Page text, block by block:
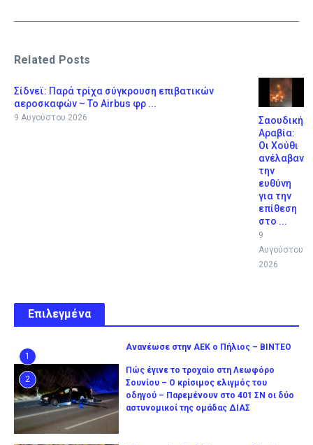
Related Posts
Σίδνεϊ: Παρά τρίχα σύγκρουση επιβατικών
αεροσκαφών – Το Airbus φρ ...
9 Αυγούστου 2026
Σαουδική
Αραβία:
Οι Χούθι
ανέλαβαν
την
ευθύνη
για την
επίθεση
στο ...
9
Αυγούστου
2026
Επιλεγμένα
1
Ανανέωσε στην ΑΕΚ ο Πήλιος – ΒΙΝΤΕΟ
2
Πώς έγινε το τροχαίο στη Λεωφόρο
Σουνίου – Ο κρίσιμος ελιγμός του
οδηγού – Παρεμένουν στο 401 ΣΝ οι δύο
αστυνομικοί της ομάδας ΔΙΑΣ